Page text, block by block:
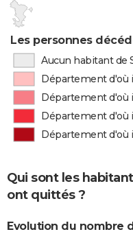
Les personnes
Aucun habitant de
Département d'où
Département d'où
Département d'où
Département d'où
Qui sont les
ont quittés ?
Evolution du nombre